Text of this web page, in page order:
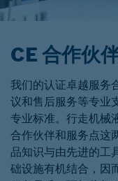
CE 合作伙
我们的认证卓越服务
议和售后服务等专业
专业标准。行走机械
合作伙伴和服务点这
品知识与由先进的工
础设施有机结合，因